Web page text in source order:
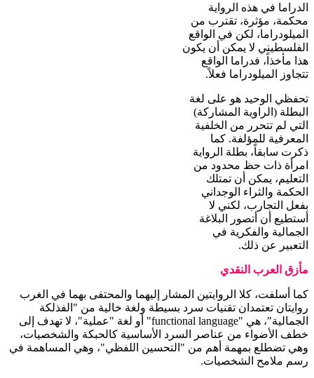
الدراما في هذه الرواية
محكمة، مؤثرة، تقترب من
الميلودراما، لكن في الواقع
الفلسطيني لا يمكن أن يكون
هذا مأخذاً، فدراما الواقع
تتجاوز الميلودراما فعلاً.
تحفظي الوحيد هو على لغة
البطلة (الراوية المشاركة)
التي لم تتحرر من الخلفية
المعرفية للمؤلفة. كما
ذكرت سابقاً، بطلة الرواية
امرأة ذات حظ محدود من
التعليم، يمكن أن تمتلك
الحكمة والثراء الوجداني
بفعل التجارب، لكني لا
أستطيع أن أتصور البلاغة
الجمالية والفكرية في
التعبير عن ذلك.
مأزق العرب النقدي
كما أسلفت، كلا الروايتين المشار إليهما والمحتفى بهما في الغرب
روايتان تعتمدان تقنيات سرد بسيطة ولغة خالية من "الفذلكة
الجمالية"، هي "functional language" أو لغة "عملية"، لا تهدف إلى
خطف الأضواء من عناصر السرد الأساسية كالحبكة والشخصيات،
وهي تضطلع بمهمة أهم من "التحسين اللفظي"، وهي المساهمة في
رسم ملامح الشخصيات.